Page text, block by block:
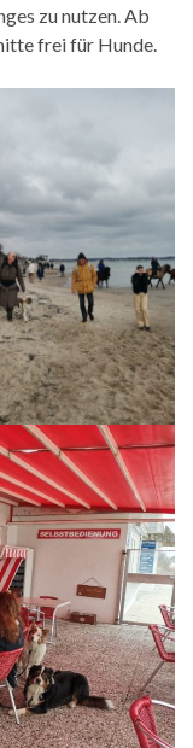
zu nutzen. Ab
frei für Hunde.